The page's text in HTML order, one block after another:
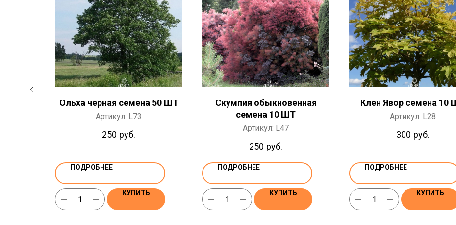
Ольха чёрная семена 50 ШТ
Артикул: L73
250 руб.
ПОДРОБНЕЕ
КУПИТЬ
Скумпия обыкновенная
семена 10 ШТ
Артикул: L47
250 руб.
ПОДРОБНЕЕ
КУПИТЬ
Клён Явор семена 10
Артикул: L28
300 руб.
ПОДРОБНЕЕ
КУПИТЬ